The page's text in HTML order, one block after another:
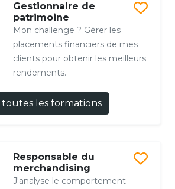
Gestionnaire de
patrimoine
Mon challenge ? Gérer les
placements financiers de mes
clients pour obtenir les meilleurs
rendements.
toutes les formations
Responsable du
merchandising
J'analyse le comportement